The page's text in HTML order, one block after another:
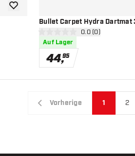
Zur Wunschliste hinzufügen
Bullet Carpet Hydra Dartmat
0 Bewertungssterne
0.0 (0)
Auf Lager
44,95
Vorherige 1 2